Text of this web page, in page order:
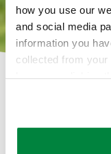
how you use our
and social media
information you
collected from
cookies or other
more information,
exercise your
la